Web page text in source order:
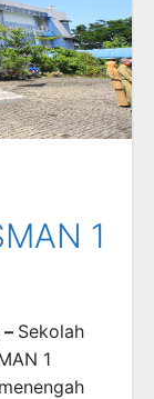
1
Sekolah
1